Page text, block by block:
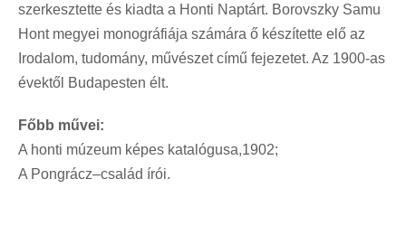
szerkesztette és kiadta a Honti Naptárt. Borovszky Samu
Hont megyei monográfiája számára ő készítette elő az
Irodalom, tudomány, művészet című fejezetet. Az 1900-as
évektől Budapesten élt.
Főbb művei:
A honti múzeum képes katalógusa,1902;
A Pongrácz–család írói.